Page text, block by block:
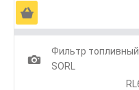
Ä
1
Фильтр топливный
SORL